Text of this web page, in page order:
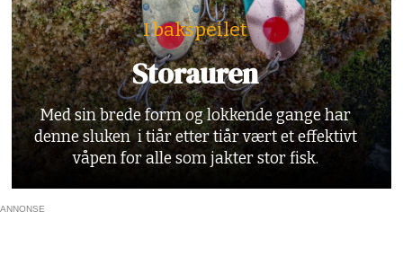
I bakspeilet
Storauren
Med sin brede form og lokkende gange har
denne sluken i tiår etter tiår vært et effektivt
våpen for alle som jakter stor fisk.
ANNONSE